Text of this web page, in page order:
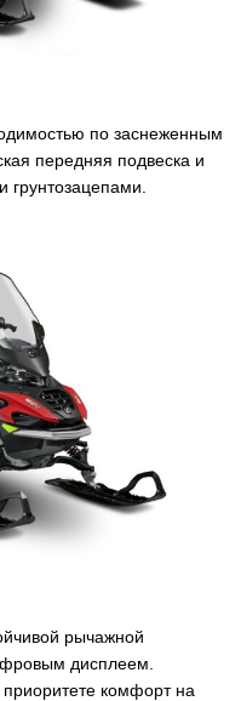
по заснеженным
передняя подвеска и
рычажной
дисплеем.
комфорт на